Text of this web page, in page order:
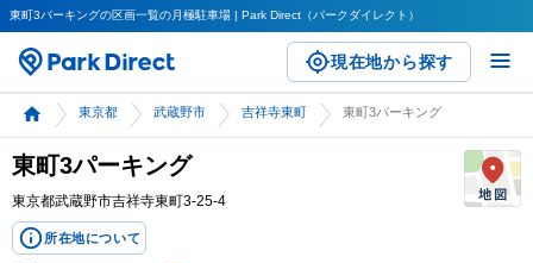
東町3パーキングの区画一覧の月極駐車場 | Park Direct（パークダイレクト）
現在地から探す
東京都 武蔵野市 吉祥寺東町 東町3パーキング
東町3パーキング
東京都武蔵野市吉祥寺東町3-25-4
所在地について